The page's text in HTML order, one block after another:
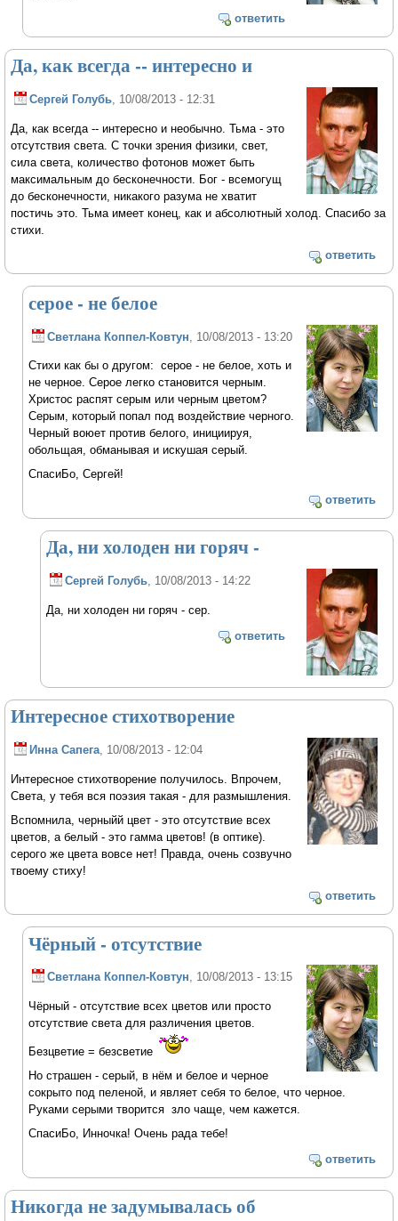
ответить
Да, как всегда -- интересно и
Сергей Голубь , 10/08/2013 - 12:31
Да, как всегда -- интересно и необычно. Тьма - это
отсутствия света. С точки зрения физики, свет,
сила света, количество фотонов может быть
максимальным до бесконечности. Бог - всемогущ
до бесконечности, никакого разума не хватит
постичь это. Тьма имеет конец, как и абсолютный холод. Спасибо за
стихи.
ответить
серое - не белое
Светлана Коппел-Ковтун , 10/08/2013 - 13:20
Стихи как бы о другом: серое - не белое, хоть и
не черное. Серое легко становится черным.
Христос распят серым или черным цветом?
Серым, который попал под воздействие черного.
Черный воюет против белого, инициируя,
обольщая, обманывая и искушая серый.
СпасиБо, Сергей!
ответить
Да, ни холоден ни горяч -
Сергей Голубь, 10/08/2013 - 14:22
Да, ни холоден ни горяч - сер.
ответить
Интересное стихотворение
Инна Сапега , 10/08/2013 - 12:04
Интересное стихотворение получилось. Впрочем,
Света, у тебя вся поэзия такая - для размышления.
Вспомнила, черныйй цвет - это отсутствие всех
цветов, а белый - это гамма цветов! (в оптике).
серого же цвета вовсе нет! Правда, очень созвучно
твоему стиху!
ответить
Чёрный - отсутствие
Светлана Коппел-Ковтун, 10/08/2013 - 13:15
Чёрный - отсутствие всех цветов или просто
отсутствие света для различения цветов.
Безцветие = безсветие
Но страшен - серый, в нём и белое и черное
сокрыто под пеленой, и являет себя то белое, что черное.
Руками серыми творится зло чаще, чем кажется.
СпасиБо, Инночка! Очень рада тебе!
ответить
Никогда не задумывалась об